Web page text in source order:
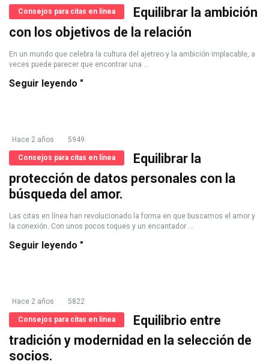
Consejos para citas en línea
Equilibrar la ambición
con los objetivos de la relación
En un mundo que celebra la cultura del ajetreo y la ambición implacable, a
veces puede parecer que encontrar una ...
Seguir leyendo "
Hace 2 años 5949
Consejos para citas en línea
Equilibrar la
protección de datos personales con la
búsqueda del amor.
Las citas en línea han revolucionado la forma en que buscamos el amor y
la conexión. Con unos pocos toques y un encantador ...
Seguir leyendo "
Hace 2 años 5822
Consejos para citas en línea
Equilibrio entre
tradición y modernidad en la selección de
socios.